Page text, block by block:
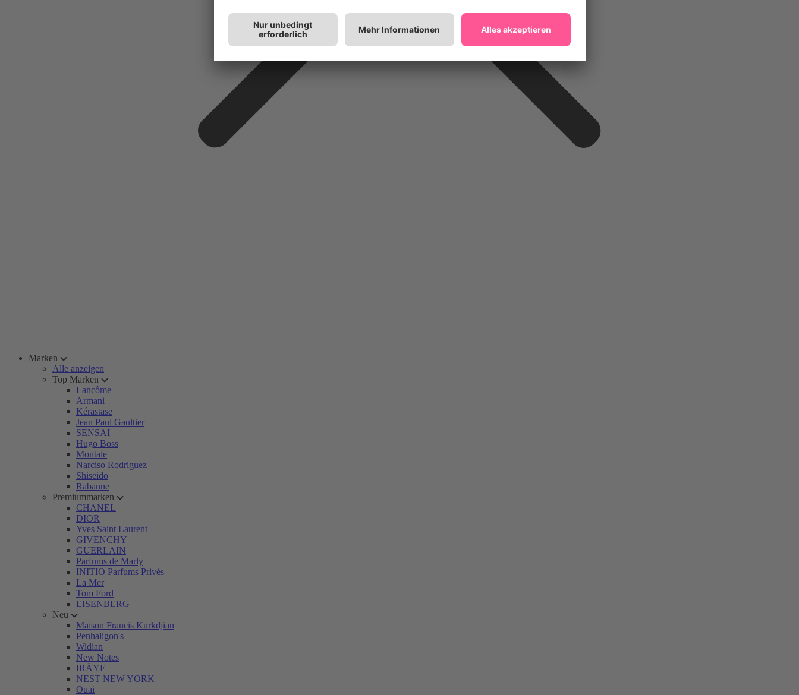
Marken
Alle anzeigen
Top Marken
Lancôme
Armani
Kérastase
Jean Paul Gaultier
SENSAI
Hugo Boss
Montale
Narciso Rodriguez
Shiseido
Rabanne
Premiummarken
CHANEL
DIOR
Yves Saint Laurent
GIVENCHY
GUERLAIN
Parfums de Marly
INITIO Parfums Privés
La Mer
Tom Ford
EISENBERG
Neu
Maison Francis Kurkdjian
Penhaligon's
Widian
New Notes
IRÄYE
NEST NEW YORK
Ouai